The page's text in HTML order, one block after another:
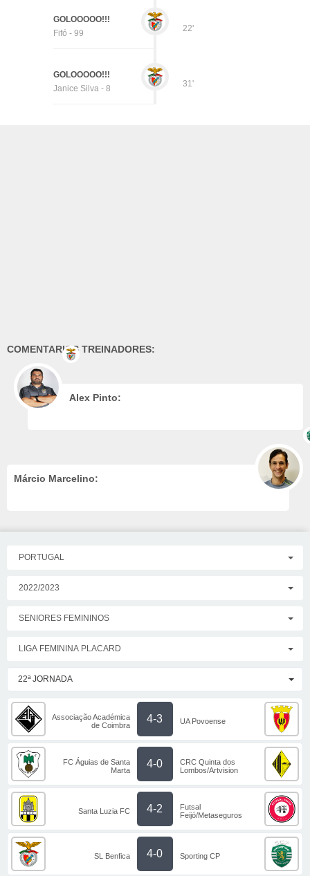
22'
GOLOOOOO!!!
Fifó - 99
31'
GOLOOOOO!!!
Janice Silva - 8
COMENTARIOS TREINADORES:
Alex Pinto:
Márcio Marcelino:
PORTUGAL
2022/2023
SENIORES FEMININOS
LIGA FEMININA PLACARD
22ª JORNADA
Associação Académica
de Coimbra
4-3 UA Povoense
FC Águias de Santa
Marta
4-0
CRC Quinta dos
Lombos/Artvision
Santa Luzia FC 4-2
Futsal
Feijó/Metaseguros
SL Benfica 4-0 Sporting CP